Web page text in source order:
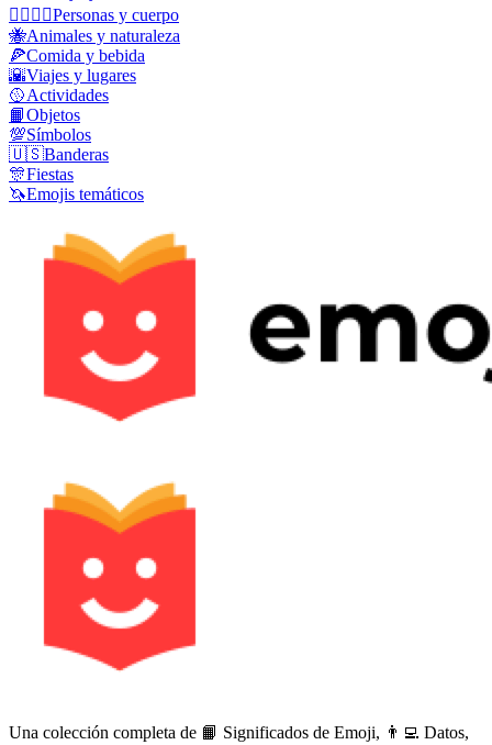
👩‍❤️‍💋‍👨Personas y cuerpo
🐝Animales y naturaleza
🍕Comida y bebida
🌇Viajes y lugares
🥎Actividades
📙Objetos
💯Símbolos
🇺🇸Banderas
🎊Fiestas
🦄Emojis temáticos
Una colección completa de 📙 Significados de Emoji, 👨‍💻 Datos,